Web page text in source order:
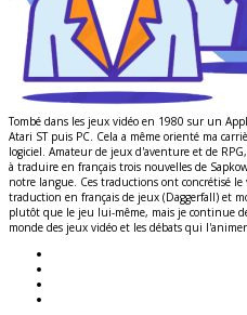
Tombé dans les jeux vidéo en 1980 sur un
Atari ST puis PC. Cela a même orienté ma
logiciel. Amateur de jeux d'aventure et de
à traduire en français trois nouvelles de
notre langue. Ces traductions ont concrétisé
traduction en français de jeux (Daggerfall) et
plutôt que le jeu lui-même, mais je continue
monde des jeux vidéo et les débats qui